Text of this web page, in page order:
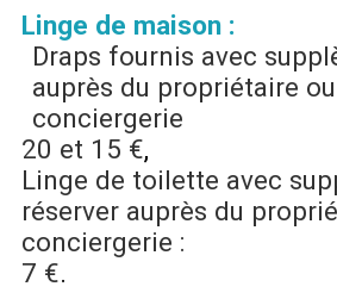
Linge de maison :
Draps fournis avec
auprès du propriétaire
conciergerie
20 et 15 €
Linge de toilette avec
réserver auprès du
conciergerie :
7 €